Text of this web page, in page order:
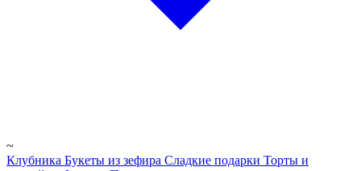
~
Клубника Букеты из зефира Сладкие подарки Торты и